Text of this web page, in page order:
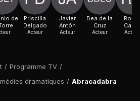
/ Programme TV /
dramatiques / Abracadabra
de
Priscilla
Delgado
Acteur
Javier
Antón
Acteur
Bea de la
Cruz
Acteur
Rocío
Calvo
Acteur